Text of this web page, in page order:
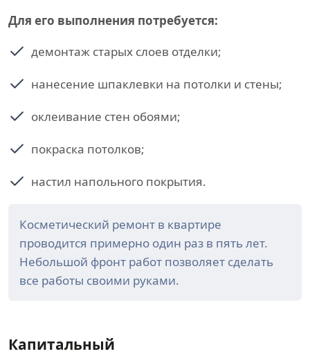
Для его выполнения потребуется:
демонтаж старых слоев отделки;
нанесение шпаклевки на потолки и стены;
оклеивание стен обоями;
покраска потолков;
настил напольного покрытия.
Косметический ремонт в квартире
проводится примерно один раз в пять лет.
Небольшой фронт работ позволяет сделать
все работы своими руками.
Капитальный